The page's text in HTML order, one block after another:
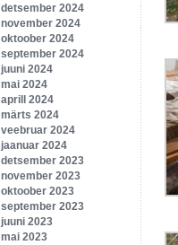
detsember 2024
november 2024
oktoober 2024
september 2024
juuni 2024
mai 2024
aprill 2024
märts 2024
veebruar 2024
jaanuar 2024
detsember 2023
november 2023
oktoober 2023
september 2023
juuni 2023
mai 2023